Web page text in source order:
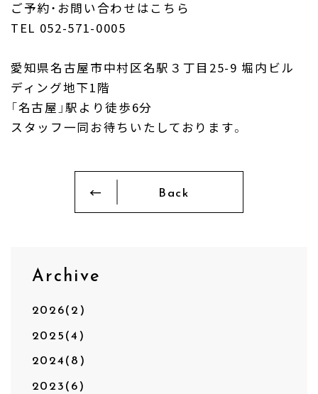
ご予約・お問い合わせはこちら
TEL 052-571-0005
愛知県名古屋市中村区名駅３丁目25-9 堀内ビル
ディング地下1階
「名古屋」駅より徒歩6分
スタッフ一同お待ちいたしております。
Back
Archive
2026(2)
2025(4)
2024(8)
2023(6)